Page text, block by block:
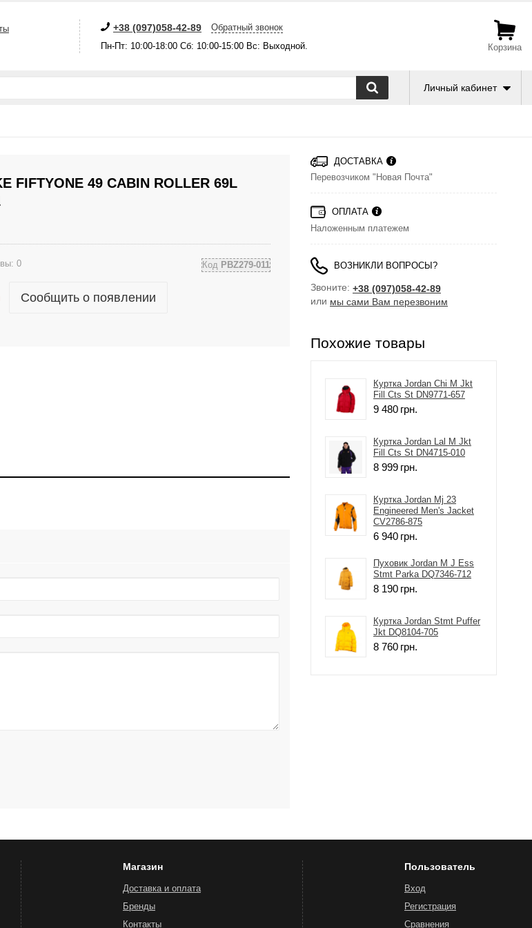
+38 (097)058-42-89
Обратный звонок
Пн-Пт: 10:00-18:00 Сб: 10:00-15:00 Вс: Выходной.
Корзина
Личный кабинет
FIFTYONE 49 CABIN ROLLER 69L
0 Код PBZ279-011
Сообщить о появлении
ДОСТАВКА
Перевозчиком "Новая Почта"
ОПЛАТА
Наложенным платежем
ВОЗНИКЛИ ВОПРОСЫ?
Звоните: +38 (097)058-42-89
или мы сами Вам перезвоним
Похожие товары
Куртка Jordan Chi M Jkt
Fill Cts St DN9771-657
9 480 грн.
Куртка Jordan Lal M Jkt
Fill Cts St DN4715-010
8 999 грн.
Куртка Jordan Mj 23
Engineered Men's Jacket
CV2786-875
6 940 грн.
Пуховик Jordan M J Ess
Stmt Parka DQ7346-712
8 190 грн.
Куртка Jordan Stmt Puffer
Jkt DQ8104-705
8 760 грн.
Магазин
Доставка и оплата
Бренды
Контакты
Пользователь
Вход
Регистрация
Сравнения